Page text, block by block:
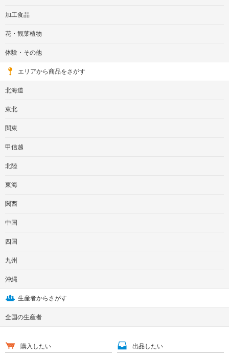
加工食品
花・観葉植物
体験・その他
エリアから商品をさがす
北海道
東北
関東
甲信越
北陸
東海
関西
中国
四国
九州
沖縄
生産者からさがす
全国の生産者
購入したい 出品したい